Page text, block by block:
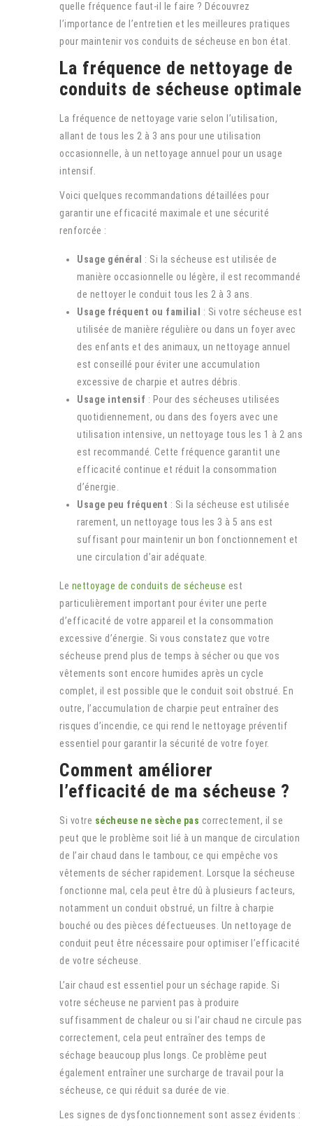
quelle fréquence faut-il le faire ? Découvrez
l’importance de l’entretien et les meilleures pratiques
pour maintenir vos conduits de sécheuse en bon état.
La fréquence de nettoyage de
conduits de sécheuse optimale
La fréquence de nettoyage varie selon l’utilisation,
allant de tous les 2 à 3 ans pour une utilisation
occasionnelle, à un nettoyage annuel pour un usage
intensif.
Voici quelques recommandations détaillées pour
garantir une efficacité maximale et une sécurité
renforcée :
Usage général
: Si la sécheuse est utilisée de
manière occasionnelle ou légère, il est recommandé
de nettoyer le conduit tous les 2 à 3 ans.
Usage fréquent ou familial
: Si votre sécheuse est
utilisée de manière régulière ou dans un foyer avec
des enfants et des animaux, un nettoyage annuel
est conseillé pour éviter une accumulation
excessive de charpie et autres débris.
Usage intensif : Pour des sécheuses utilisées
quotidiennement, ou dans des foyers avec une
utilisation intensive, un nettoyage tous les 1 à 2 ans
est recommandé. Cette fréquence garantit une
efficacité continue et réduit la consommation
d’énergie.
Usage peu fréquent : Si la sécheuse est utilisée
rarement, un nettoyage tous les 3 à 5 ans est
suffisant pour maintenir un bon fonctionnement et
une circulation d’air adéquate.
Le nettoyage de conduits de sécheuse est
particulièrement important pour éviter une perte
d’efficacité de votre appareil et la consommation
excessive d’énergie. Si vous constatez que votre
sécheuse prend plus de temps à sécher ou que vos
vêtements sont encore humides après un cycle
complet, il est possible que le conduit soit obstrué. En
outre, l’accumulation de charpie peut entraîner des
risques d’incendie, ce qui rend le nettoyage préventif
essentiel pour garantir la sécurité de votre foyer.
Comment améliorer
l’efficacité de ma sécheuse ?
Si votre sécheuse ne sèche pas correctement, il se
peut que le problème soit lié à un manque de circulation
de l’air chaud dans le tambour, ce qui empêche vos
vêtements de sécher rapidement. Lorsque la sécheuse
fonctionne mal, cela peut être dû à plusieurs facteurs,
notamment un conduit obstrué, un filtre à charpie
bouché ou des pièces défectueuses. Un nettoyage de
conduit peut être nécessaire pour optimiser l’efficacité
de votre sécheuse.
L’air chaud est essentiel pour un séchage rapide. Si
votre sécheuse ne parvient pas à produire
suffisamment de chaleur ou si l’air chaud ne circule pas
correctement, cela peut entraîner des temps de
séchage beaucoup plus longs. Ce problème peut
également entraîner une surcharge de travail pour la
sécheuse, ce qui réduit sa durée de vie.
Les signes de dysfonctionnement sont assez évidents :